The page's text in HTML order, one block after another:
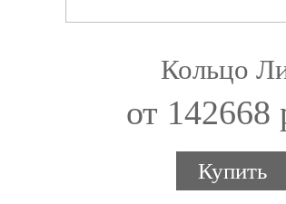
Кольцо
от 142668
Купить